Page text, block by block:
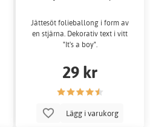
Jättesöt folieballong i form av
en stjärna. Dekorativ text i vitt
"It's a boy".
29 kr
Lägg i varukorg